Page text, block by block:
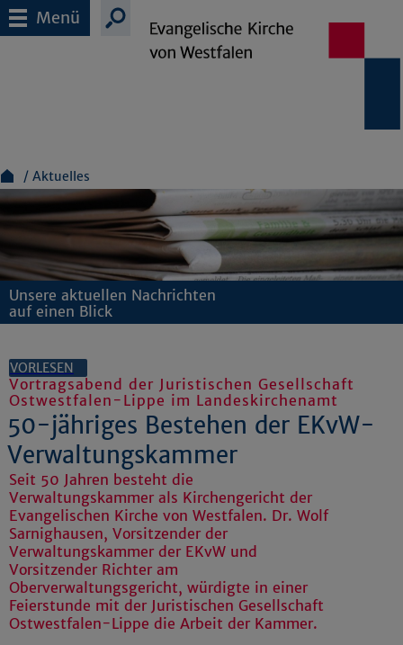
Menü
Aktuelles
Unsere aktuellen Nachrichten
auf einen Blick
VORLESEN
Vortragsabend der Juristischen Gesellschaft
Ostwestfalen-Lippe im Landeskirchenamt
50-jähriges Bestehen der EKvW-
Verwaltungskammer
Seit 50 Jahren besteht die
Verwaltungskammer als Kirchengericht der
Evangelischen Kirche von Westfalen. Dr. Wolf
Sarnighausen, Vorsitzender der
Verwaltungskammer der EKvW und
Vorsitzender Richter am
Oberverwaltungsgericht, würdigte in einer
Feierstunde mit der Juristischen Gesellschaft
Ostwestfalen-Lippe die Arbeit der Kammer.